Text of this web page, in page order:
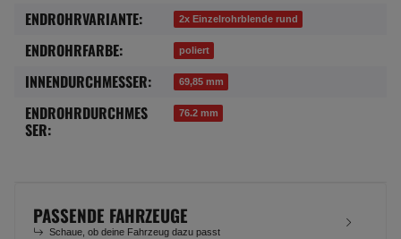
ENDROHRVARIANTE: 2x Einzelrohrblende rund
ENDROHRFARBE: poliert
INNENDURCHMESSER: 69,85 mm
ENDROHRDURCHMES
SER:
76.2 mm
PASSENDE FAHRZEUGE
Schaue, ob deine Fahrzeug dazu passt